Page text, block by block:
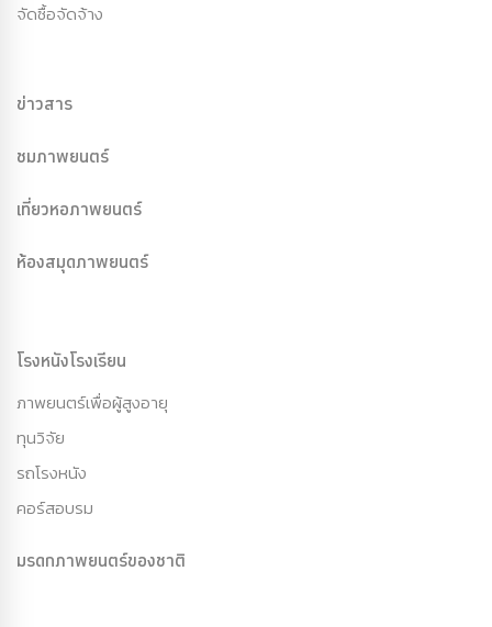
จัดซื้อจัดจ้าง
ข่าวสาร
ชมภาพยนตร์
เที่ยวหอภาพยนตร์
ห้องสมุดภาพยนตร์
โรงหนังโรงเรียน
ภาพยนตร์เพื่อผู้สูงอายุ
ทุนวิจัย
รถโรงหนัง
คอร์สอบรม
มรดกภาพยนตร์ของชาติ